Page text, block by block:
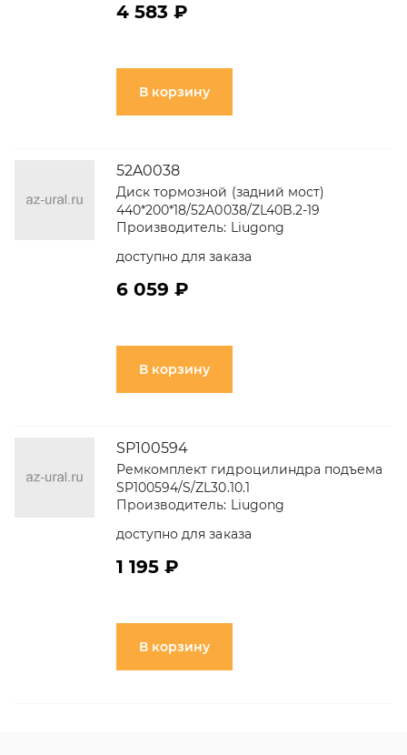
4 583 ₽
В корзину
52A0038
Диск тормозной (задний мост)
440*200*18/52A0038/ZL40B.2-19
Производитель: Liugong
доступно для заказа
6 059 ₽
В корзину
SP100594
Ремкомплект гидроцилиндра подъема
SP100594/S/ZL30.10.1
Производитель: Liugong
доступно для заказа
1 195 ₽
В корзину